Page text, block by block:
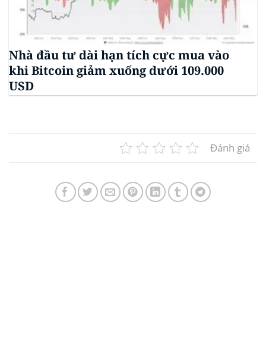
Nhà đầu tư dài hạn tích cực mua vào
khi Bitcoin giảm xuống dưới 109.000
USD
Đánh giá